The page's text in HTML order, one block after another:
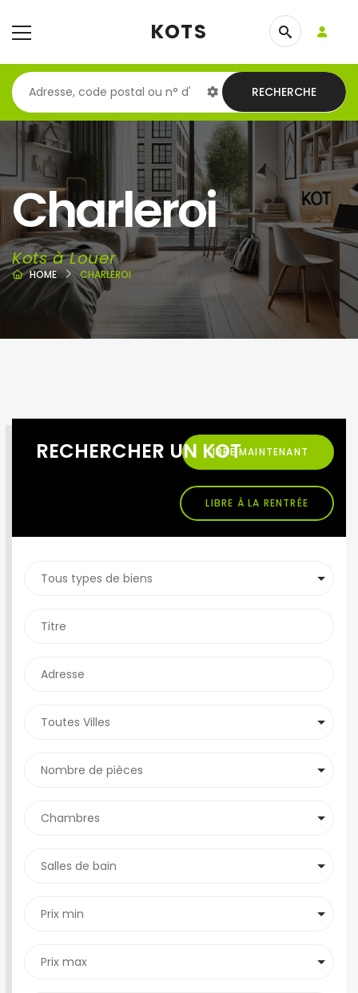
KOTS
RECHERCHE
Charleroi
Kots à Louer
HOME CHARLEROI
RECHERCHER UN KOTLIBRE MAINTENANT
LIBRE À LA RENTRÉE